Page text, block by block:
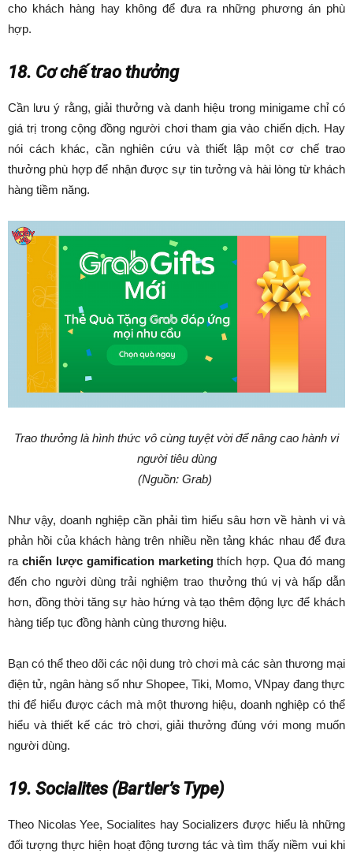
cho khách hàng hay không để đưa ra những phương án phù
hợp.
18. Cơ chế trao thưởng
Cần lưu ý rằng, giải thưởng và danh hiệu trong minigame chỉ có
giá trị trong cộng đồng người chơi tham gia vào chiến dịch. Hay
nói cách khác, cần nghiên cứu và thiết lập một cơ chế trao
thưởng phù hợp để nhận được sự tin tưởng và hài lòng từ khách
hàng tiềm năng.
Trao thưởng là hình thức vô cùng tuyệt vời để nâng cao hành vi
người tiêu dùng
(Nguồn: Grab)
Như vậy, doanh nghiệp cần phải tìm hiểu sâu hơn về hành vi và
phản hồi của khách hàng trên nhiều nền tảng khác nhau để đưa
ra chiến lược gamification marketingthích hợp. Qua đó mang
đến cho người dùng trải nghiệm trao thưởng thú vị và hấp dẫn
hơn, đồng thời tăng sự hào hứng và tạo thêm động lực để khách
hàng tiếp tục đồng hành cùng thương hiệu.
Bạn có thể theo dõi các nội dung trò chơi mà các sàn thương mại
điện tử, ngân hàng số như Shopee, Tiki, Momo, VNpay đang thực
thi để hiểu được cách mà một thương hiệu, doanh nghiệp có thể
hiểu và thiết kế các trò chơi, giải thưởng đúng với mong muốn
người dùng.
19. Socialites (Bartler’s Type)
Theo Nicolas Yee, Socialites hay Socializers được hiểu là những
đối tượng thực hiện hoạt động tương tác và tìm thấy niềm vui khi